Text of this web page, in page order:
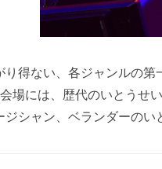
得ない、各ジャンルの
場には、歴代のいとう
シャン、ベランダーの